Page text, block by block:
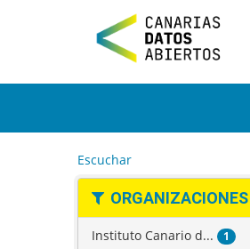
t
Escuchar
ORGANIZACIONES
Instituto Canario d... 1